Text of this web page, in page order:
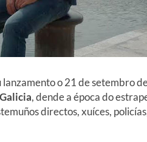
lanzamento o 21 de setembro
, dende a época do
directos, xuíces,